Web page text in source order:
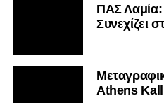
ΠΑΣ Λαμία:
Συνεχίζει
Athens